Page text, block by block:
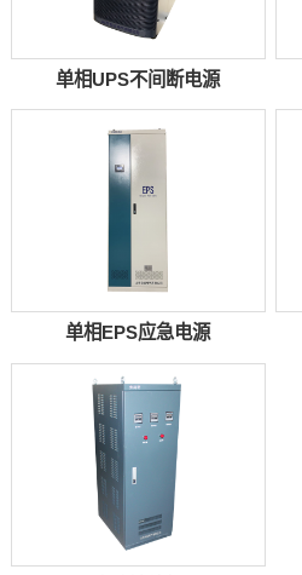
单相UPS不间断电源
单相EPS应急电源